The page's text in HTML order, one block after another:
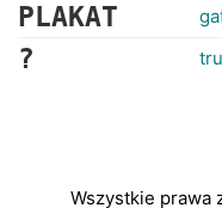
PLAKAT
?
Wszystkie